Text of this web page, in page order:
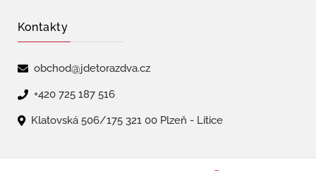
Kontakty
obchod@jdetorazdva.cz
+420 725 187 516
Klatovská 506/175 321 00 Plzeň - Litice